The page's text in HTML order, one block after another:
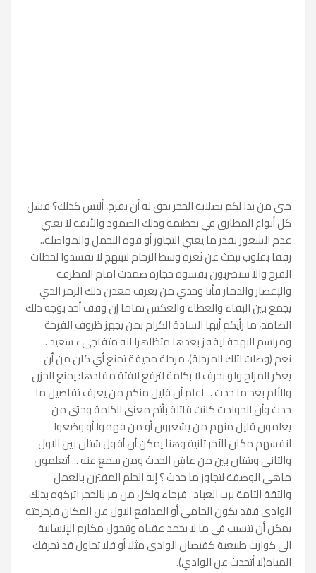
حتى من بدا لكم بصلابة الحجر يحق له أن يفرح، أليس كذلك؟ فشل
كل أنواع المطارق في تحطيمه وذلك الصمود والأنفة لا يعني
عدم الشعور بقدر ما يعني التجاوز أو قوة التحمل والمواصلة..
رفقا بقلوب تبحث عن ثغرة وسط الزحام لتبتهج لا تفسدوا لحظات
الفرح والا ستضربون بقسوة حجارة صمدت امام المطرقة
والإعصار والدمار فأنا وحدي من يعرف معدن ذلك الرمز الذي
يجمع بين البقاء والعطاء والعكس تماما إن وقف أحد بوجه ذلك
الصامد، ما رأيكم أيها السادة الكرام بمن يجهز ظروف الفرحة
ومراسم البهجة ليقفز بعدها متظاهرا انه متفاجىء سعيد ..
نعم (وصلت لتلك المرحلة)، مرحلة مخيفة تمنع أي كان من أن
يعكر المزاح ولو بحرف لا بكلمة لترفع لافتة مفادها: يمنع الحزن
والألم بعد ما حدث ... اعلم أن قليل منكم من يعرف تفاصيل ما
حدث وأن الحوادث كانت قاتلة بأتم معنى الكلمة وحتى من
يعلمون قليل منهم من يشعرون أو من فهموا أو وضعوا
انفسهم مكان الآخر ثانية وهنا يمكن أن أقول شتان بين الاول
والثاني وشتان بين من عاش الحدث ومن سمع عنه ... أتعلمون
ماهي الوصفة لتجاوز ما حدث ؟ إنه الحلم المقترن بالعمل
والثقة التامة برب العباد . فرجاء ولكل من مر بالحجر اتركوه بذلك
الوادي فقد يكون الحامي أو المدافع الاول عن المكان فزحزحته
يمكن أن تتسبب في ما لا يحمد عقباه وتتحول مكارم الإنسانية
الى كوارث طبيعية كفيضان الوادي مثلا أو فلا تحاول قد تجرفك
المياه(لا أتحدث عن الوادي).